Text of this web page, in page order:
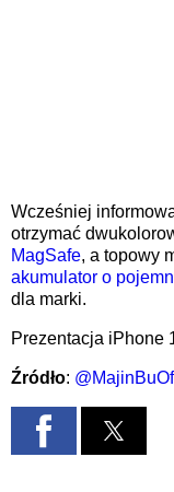
Wcześniej
otrzymać
MagSafe, a topowy
akumulator o
dla marki.
Prezentacja iPhone
Źródło: